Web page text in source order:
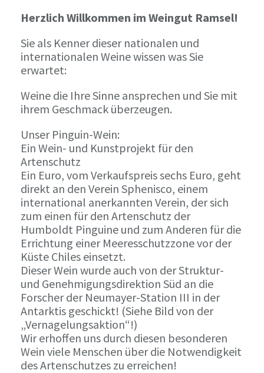
Herzlich Willkommen im Weingut Ramsel!
Sie als Kenner dieser nationalen und
internationalen Weine wissen was Sie
erwartet:
Weine die Ihre Sinne ansprechen und Sie mit
ihrem Geschmack überzeugen.
Unser Pinguin-Wein:
Ein Wein- und Kunstprojekt für den
Artenschutz
Ein Euro, vom Verkaufspreis sechs Euro, geht
direkt an den Verein Sphenisco, einem
international anerkannten Verein, der sich
zum einen für den Artenschutz der
Humboldt Pinguine und zum Anderen für die
Errichtung einer Meeresschutzzone vor der
Küste Chiles einsetzt.
Dieser Wein wurde auch von der Struktur-
und Genehmigungsdirektion Süd an die
Forscher der Neumayer-Station III in der
Antarktis geschickt! (Siehe Bild von der
„Vernagelungsaktion“!)
Wir erhoffen uns durch diesen besonderen
Wein viele Menschen über die Notwendigkeit
des Artenschutzes zu erreichen!